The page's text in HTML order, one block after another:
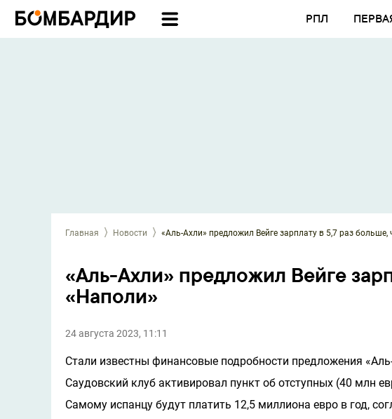
РПЛ
Главная Новости «Аль-Ахли» предложил Вейге зарплату в 5,7 раз больше,
«Аль-Ахли» предложил Вейге
«Наполи»
24 августа 2023, 11:11
Стали известны финансовые подробности предложения
Саудовский клуб активировал пункт об отступных (40 млн
Самому испанцу будут платить 12,5 миллиона евро в год,